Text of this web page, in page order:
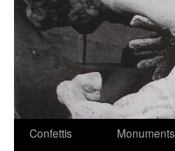
Confettis
Monuments